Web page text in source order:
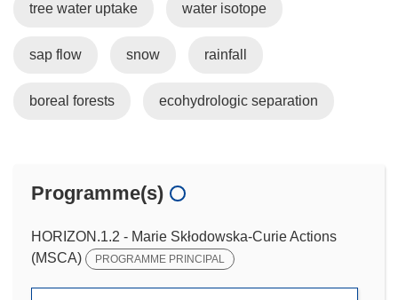
tree water uptake water isotope
sap flow snow rainfall
boreal forests ecohydrologic separation
Programme(s)
HORIZON.1.2 - Marie Skłodowska-Curie Actions
(MSCA)
PROGRAMME PRINCIPAL